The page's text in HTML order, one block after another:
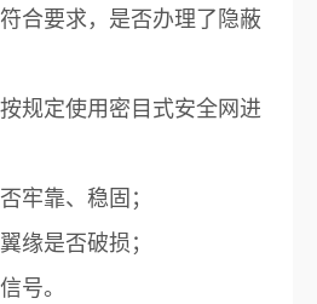
合要求，是否办理了隐蔽
规定使用密目式安全网进
牢靠、稳固；
缘是否破损；
号。